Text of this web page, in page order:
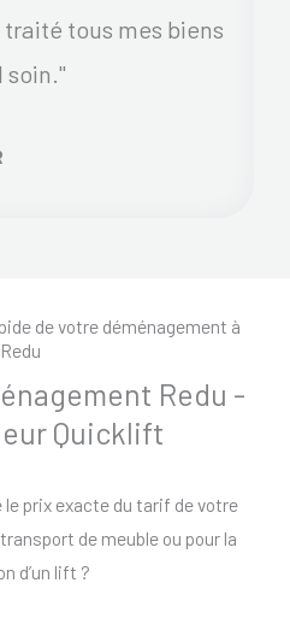
tous mes biens
soin."
de votre déménagement à
Redu
Redu -
Quicklift
prix exacte du tarif de votre
de meuble ou pour la
d’un lift ?